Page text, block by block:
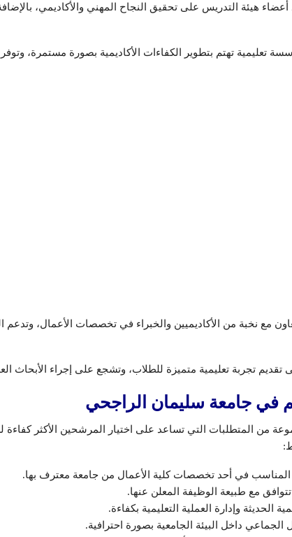
هيئة التدريس على تحقيق النجاح المهني والأكاديمي،
تهتم بتطوير الكفاءات الأكاديمية بصورة مستمرة، وتوفر
مع نخبة من الأكاديميين والخبراء في تخصصات الأعمال،
تجربة تعليمية متميزة للطلاب، وتشجع على إجراء الأبحاث
في جامعة سليمان الراجحي
من المتطلبات التي تساعد على اختيار المرشحين الأكثر كفاءة
في أحد تخصصات كلية الأعمال من جامعة معترف بها.
تتوافق مع طبيعة الوظيفة المعلن عنها.
الحديثة وإدارة العملية التعليمية بكفاءة.
الجماعي داخل البيئة الجامعية بصورة احترافية.